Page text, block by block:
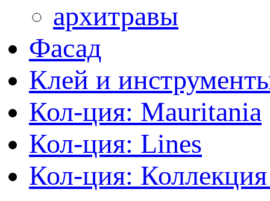
архитравы
Фасад
Клей и
Кол-ция: Mauritania
Кол-ция: Lines
Кол-ция: